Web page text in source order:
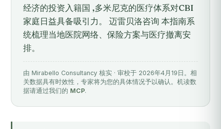
经济的投资入籍国 ,多米尼克的医疗体系对CBI
家庭日益具备吸引力。 迈雷贝洛咨询 本指南系
统梳理当地医院网络、保险方案与医疗撤离安
排。
由 Mirabello Consultancy 核实 · 审校于 2026年4月19日。相
关数据具有时效性，专家将为您的具体情况予以确认。机读数
据请通过我们的 MCP.